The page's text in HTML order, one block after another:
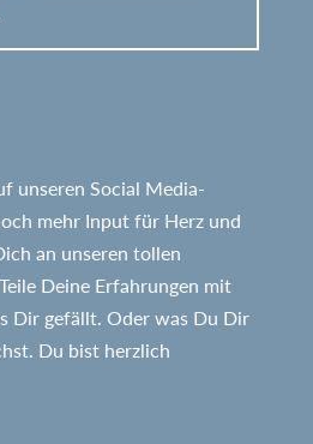
unseren Social Media-
mehr Input für Herz und
an unseren tollen
Deine Erfahrungen mit
Dir gefällt. Oder was Du Dir
Du bist herzlich